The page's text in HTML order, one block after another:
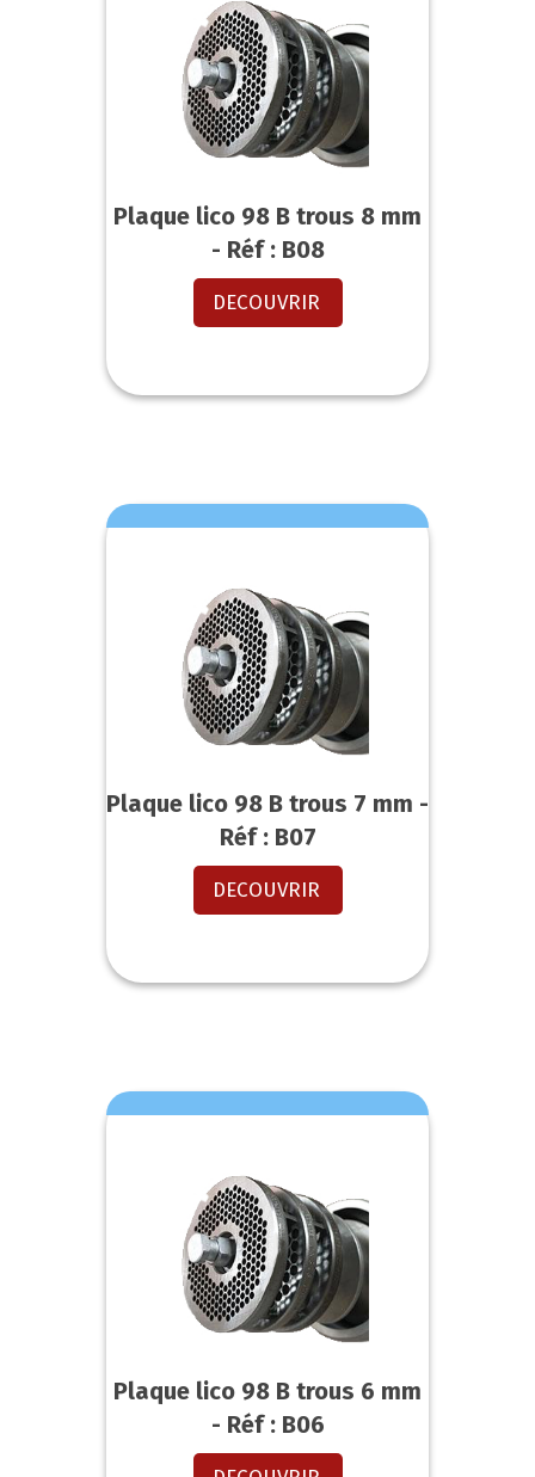
Plaque lico 98 B trous 8 mm
- Réf : B08
DECOUVRIR
Plaque lico 98 B trous 7 mm -
Réf : B07
DECOUVRIR
Plaque lico 98 B trous 6 mm
- Réf : B06